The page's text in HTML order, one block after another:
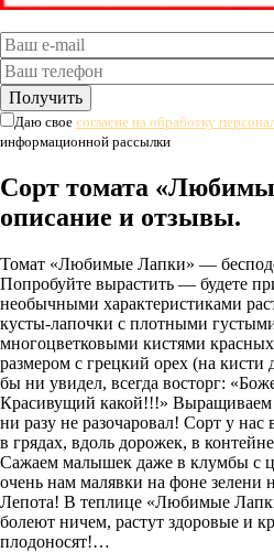
Даю свое согласие на обработку
информационной рассылки
Сорт томата
описание и отзывы.
Томат «Любимые Лапки» —
Попробуйте вырастить — будете
необычными характеристиками
кусты-лапочки с плотными
многоцветковыми кистями
размером с грецкий орех (на кисти
бы ни увидел, всегда восторг:
Красивущий какой!!!»
ни разу не разочаровал! Сорт у нас
в грядах, вдоль дорожек, в
Сажаем малышек даже в клумбы с
очень нам малявки на фоне зелени
Лепота! В теплице «Любимые
болеют ничем, растут здоровые и
плодоносят!…